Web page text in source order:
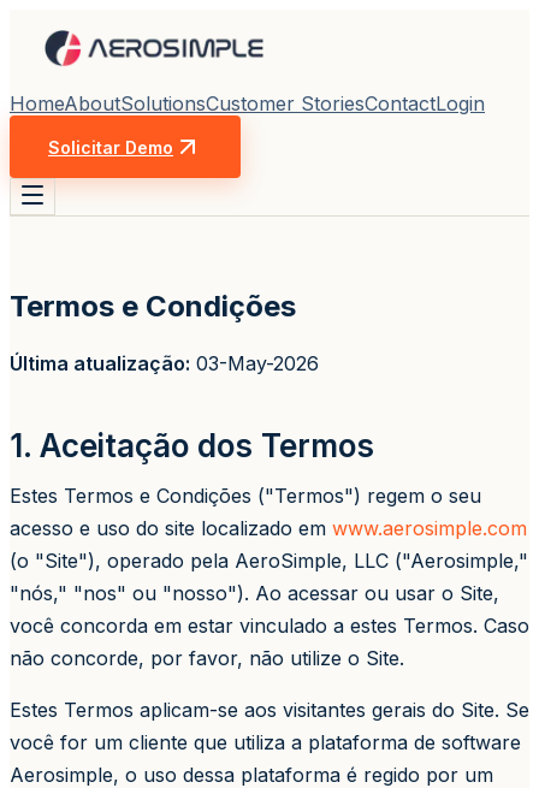
HomeAboutSolutionsCustomer StoriesContactLogin
Solicitar Demo
Termos e Condições
Última atualização: 03-May-2026
1. Aceitação dos Termos
Estes Termos e Condições ("Termos") regem o seu
acesso e uso do site localizado em www.aerosimple.com
(o "Site"), operado pela AeroSimple, LLC ("Aerosimple,"
"nós," "nos" ou "nosso"). Ao acessar ou usar o Site,
você concorda em estar vinculado a estes Termos. Caso
não concorde, por favor, não utilize o Site.
Estes Termos aplicam-se aos visitantes gerais do Site. Se
você for um cliente que utiliza a plataforma de software
Aerosimple, o uso dessa plataforma é regido por um